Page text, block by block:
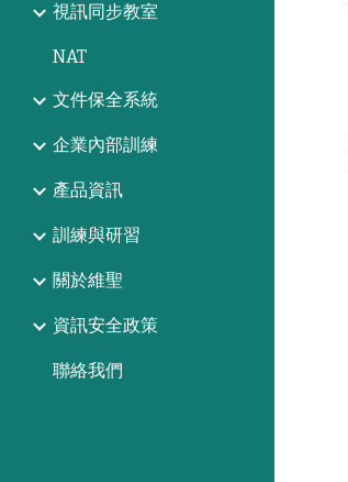
視訊同步教室
NAT
文件保全系統
企業內部訓練
產品資訊
訓練與研習
關於維聖
資訊安全政策
聯絡我們